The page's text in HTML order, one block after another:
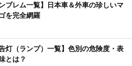
ブレム一覧】日本車＆外車の珍しいマ
を完全網羅
灯（ランプ）一覧】色別の危険度・表
とは？